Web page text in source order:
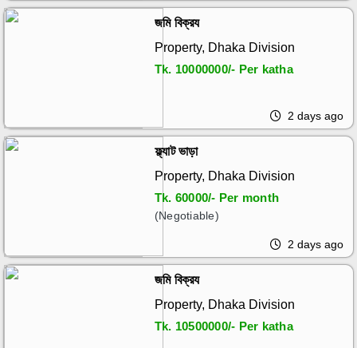
জমি বিক্রয
Property, Dhaka Division
Tk. 10000000/- Per katha
2 days ago
ফ্ল্যাট ভাড়া
Property, Dhaka Division
Tk. 60000/- Per month
(Negotiable)
2 days ago
জমি বিক্রয
Property, Dhaka Division
Tk. 10500000/- Per katha